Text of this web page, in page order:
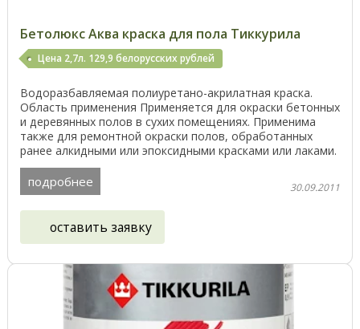
Бетолюкс Аква краска для пола Тиккурила
Цена 2,7л. 129,9 белорусских рублей
Водоразбавляемая полиуретано-акрилатная краска.
Область применения Применяется для окраски бетонных
и деревянных полов в сухих помещениях. Применима
также для ремонтной окраски полов, обработанных
ранее алкидными или эпоксидными красками или лаками.
...
подробнее 30.09.2011
оставить заявку